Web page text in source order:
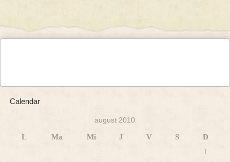
Calendar
august 2010
L Ma Mi J V S
D
1